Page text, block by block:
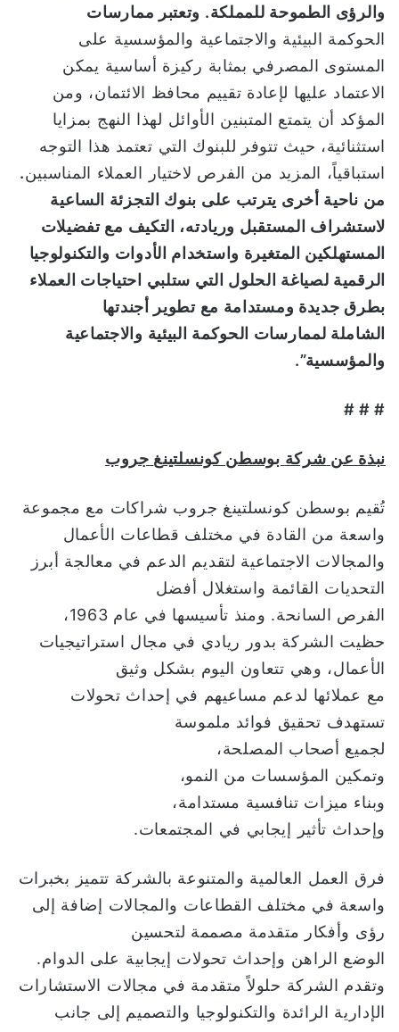
والرؤى الطموحة للمملكة. وتعتبر ممارسات
الحوكمة البيئية والاجتماعية والمؤسسية على
المستوى المصرفي بمثابة ركيزة أساسية يمكن
الاعتماد عليها لإعادة تقييم محافظ الائتمان، ومن
المؤكد أن يتمتع المتبنين الأوائل لهذا النهج بمزايا
استثنائية، حيث تتوفر للبنوك التي تعتمد هذا التوجه
استباقياً، المزيد من الفرص لاختيار العملاء المناسبين.
من ناحية أخرى يترتب على بنوك التجزئة الساعية
لاستشراف المستقبل وريادته،
التكيف مع تفضيلات
المستهلكين المتغيرة واستخدام الأدوات والتكنولوجيا
الرقمية لصياغة الحلول التي ستلبي احتياجات العملاء
بطرق جديدة ومستدامة مع تطوير أجندتها
الشاملة لممارسات الحوكمة البيئية والاجتماعية
والمؤسسية”.
# # #
نبذة عن شركة بوسطن كونسلتينغ جروب
تُقيم بوسطن كونسلتينغ جروب شراكات مع مجموعة
واسعة من القادة في مختلف قطاعات الأعمال
والمجالات الاجتماعية لتقديم الدعم في معالجة أبرز
التحديات القائمة واستغلال أفضل
الفرص السانحة. ومنذ تأسيسها في عام 1963،
حظيت الشركة بدور ريادي في مجال استراتيجيات
الأعمال، وهي تتعاون اليوم بشكل وثيق
مع عملائها لدعم مساعيهم في إحداث تحولات
تستهدف تحقيق فوائد ملموسة
لجميع أصحاب المصلحة،
وتمكين المؤسسات من النمو،
وبناء ميزات تنافسية مستدامة،
وإحداث تأثير إيجابي في المجتمعات.
فرق العمل العالمية والمتنوعة بالشركة تتميز بخبرات
واسعة في مختلف القطاعات والمجالات إضافة إلى
رؤى وأفكار متقدمة مصممة لتحسين
الوضع الراهن وإحداث تحولات إيجابية على الدوام.
وتقدم الشركة حلولاً متقدمة في مجالات الاستشارات
الإدارية الرائدة والتكنولوجيا والتصميم إلى جانب